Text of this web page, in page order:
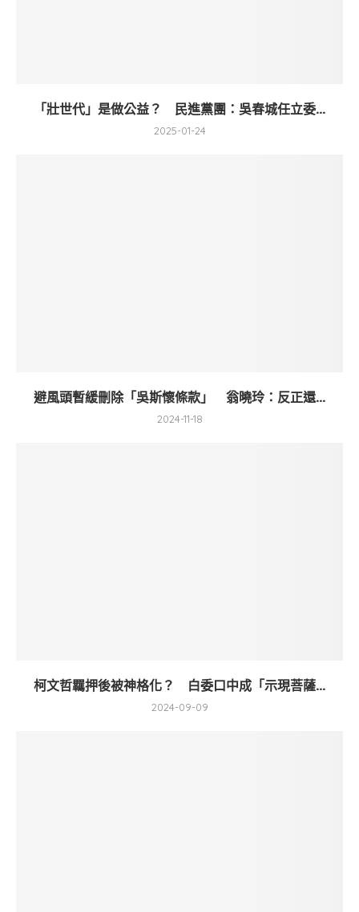
「壯世代」是做公益？ 民進黨團：吳春城任立委...
2025-01-24
避風頭暫緩刪除「吳斯懷條款」 翁曉玲：反正還...
2024-11-18
柯文哲羈押後被神格化？ 白委口中成「示現菩薩...
2024-09-09